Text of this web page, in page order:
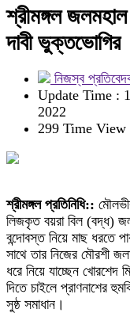
শ্রীমঙ্গল
দাবী ভুক্তভোগির
নিজস্ব
Update Time :
2022
299 Time View
শ্রীমঙ্গল প্রতিনিধি::
লিজকৃত বয়রা বিল (বদ্ধ)
বন্দোবস্ত নিয়ে মাছ ধরতে
সাথে তার নিজের মৌরশী
ধরে নিয়ে যাচ্ছেন
দিতে চাইলে প্রাণনাশের
সুষ্ঠ সমাধান।